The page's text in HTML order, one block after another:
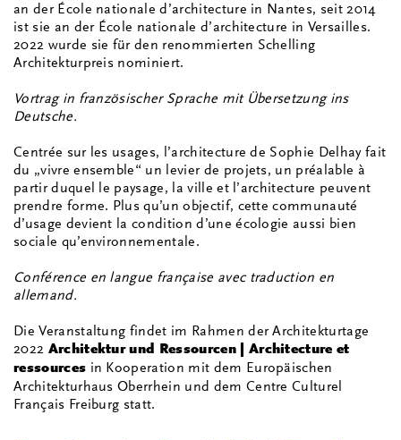
an der École nationale d’architecture in Nantes, seit 2014
ist sie an der École nationale d’architecture in Versailles.
2022 wurde sie für den renommierten Schelling
Architekturpreis nominiert.
Vortrag in französischer Sprache mit Übersetzung ins
Deutsche.
Centrée sur les usages, l’architecture de Sophie Delhay fait
du „vivre ensemble“ un levier de projets, un préalable à
partir duquel le paysage, la ville et l’architecture peuvent
prendre forme. Plus qu’un objectif, cette communauté
d’usage devient la condition d’une écologie aussi bien
sociale qu’environnementale.
Conférence en langue française avec traduction en
allemand.
Die Veranstaltung findet im Rahmen der Architekturtage
2022 Architektur und Ressourcen | Architecture et
ressources in Kooperation mit dem Europäischen
Architekturhaus Oberrhein und dem Centre Culturel
Français Freiburg statt.